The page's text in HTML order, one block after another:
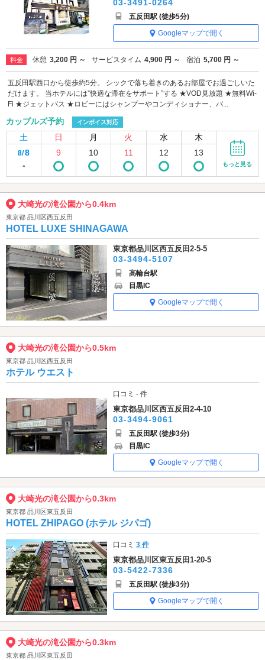
03-3491-0264
五反田駅 (徒歩5分)
Googleマップで開く
料金 休憩 3,200 円 ～ サービスタイム 4,900 円 ～ 宿泊 5,700 円 ～
五反田駅西口から徒歩約5分。 シックで落ち着きのあるお部屋でお過ごしいた
だけます。 当ホテルには”快適な滞在をサポート”する ★VOD見放題 ★無料Wi-
Fi ★ジェットバス ★ロビーにはシャンプーやコンディショナー、バ...
カップルズ予約 インボイス対応
土 日 月 火 水 木
8/8
-
9 10 11 12 13
もっと見る
大崎光の滝公園から0.4km
東京都 品川区西五反田
HOTEL LUXE SHINAGAWA
東京都品川区西五反田2-5-5
03-3494-5107
高輪台駅
目黒IC
Googleマップで開く
大崎光の滝公園から0.5km
東京都 品川区西五反田
ホテル ウエスト
口コミ - 件
東京都品川区西五反田2-4-10
03-3494-9061
五反田駅 (徒歩3分)
目黒IC
Googleマップで開く
大崎光の滝公園から0.3km
東京都 品川区東五反田
HOTEL ZHIPAGO (ホテル ジパゴ)
口コミ3 件
東京都品川区東五反田1-20-5
03-5422-7336
五反田駅 (徒歩3分)
Googleマップで開く
大崎光の滝公園から0.3km
東京都 品川区東五反田